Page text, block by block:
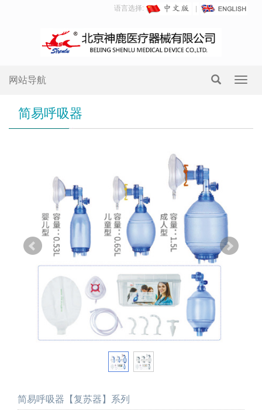
语言选择:
网站导航
简易呼吸器
简易呼吸器【复苏器】系列